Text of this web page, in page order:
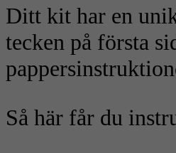
Ditt kit har en
tecken på första
Så här får du